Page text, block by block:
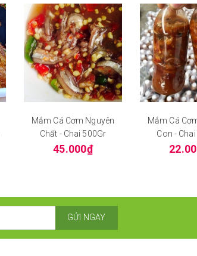
Mắm Cá Cơm Nguyên
Chất - Chai 500Gr
45.000₫
Mắm Cá
Con -
GỬI NGAY